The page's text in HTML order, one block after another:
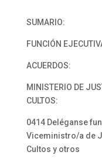
SUMARIO:
FUNCIÓN
ACUERDOS:
MINISTERIO DE
CULTOS:
0414 Deléganse
Viceministro/a de
Cultos y otros